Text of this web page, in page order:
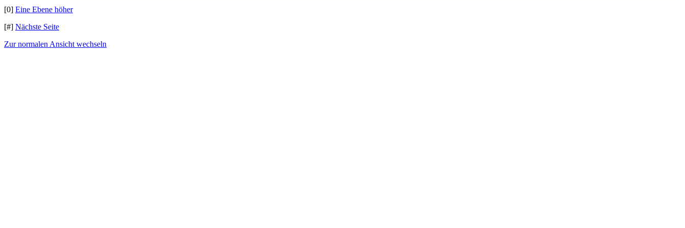
[0] Eine Ebene höher
[#] Nächste Seite
Zur normalen Ansicht wechseln